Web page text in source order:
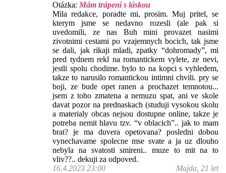
Otázka: Mám trápení s láskou
Mila redakce, poradte mi, prosim. Muj pritel, se
kterym jsme se nedavno rozesli (ale pak si
uvedomili, ze nas Buh mini provazet nasimi
zivotnimi cestami po vzajemnych bocich, tak jsme
se dali, jak rikaji mladi, zpatky “dohromady”, mi
pred tydnem rekl na romantickem vylete, ze nevi,
jestli spolu chodime. bylo to na kopci s vyhledem,
takze to narusilo romantickou intimni chvili. pry se
boji, ze bude opet ranen a prochazet temnotou...
jsem z toho zmatena a nemuzu spat, ani ve skole
davat pozor na prednaskach (studuji vysokou skolu
a materialy obcas nejsou dostupne online, takze je
potreba nemit hlavu tzv. “v oblacich”.. jak to mam
brat? je ma duvera opetovana? posledni dobou
vynechavame spolecne mse svate a ja uz dlouho
nebyla na svatosti smireni.. muze to mit na to
vliv??.. dekuji za odpoved.
16.4.2023 23:00
Majda, 21 let